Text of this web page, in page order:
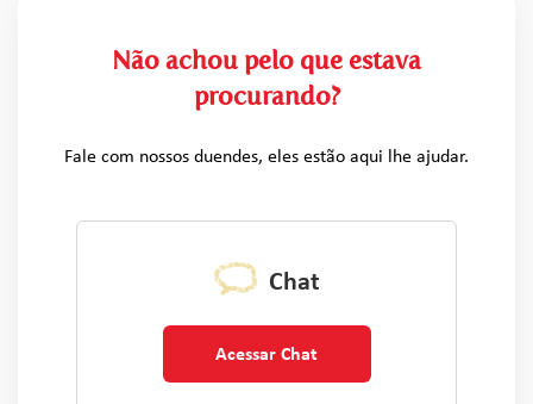
Não achou pelo que estava
procurando?
Fale com nossos duendes, eles estão aqui lhe ajudar.
Chat
Acessar Chat